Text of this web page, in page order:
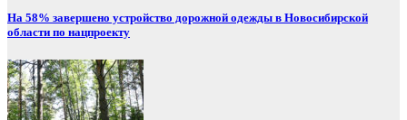
На 58% завершено устройство дорожной одежды в Новосибирской
области по нацпроекту